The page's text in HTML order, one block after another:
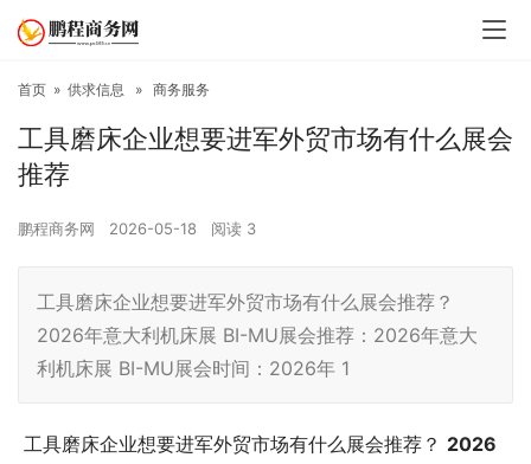
首页 » 供求信息 » 商务服务
工具磨床企业想要进军外贸市场有什么展会
推荐
鹏程商务网 2026-05-18 阅读 3
工具磨床企业想要进军外贸市场有什么展会推荐？
2026年意大利机床展 BI-MU展会推荐：2026年意大
利机床展 BI-MU展会时间：2026年 1
工具磨床企业想要进军外贸市场有什么展会推荐？ 2026